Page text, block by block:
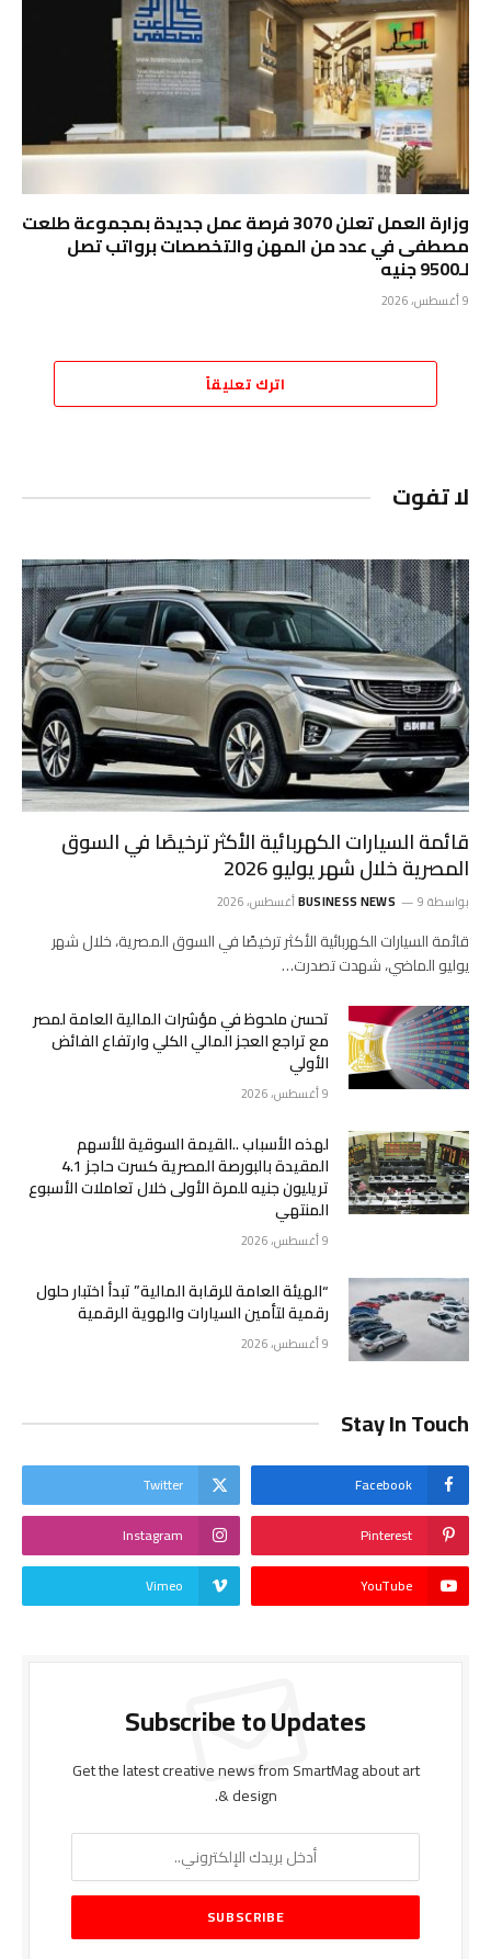
وزارة العمل تعلن 3070 فرصة عمل جديدة بمجموعة طلعت
مصطفى في عدد من المهن والتخصصات برواتب تصل
لـ9500 جنيه
9 أغسطس، 2026
اترك تعليقاً
لا تفوت
قائمة السيارات الكهربائية الأكثر ترخيصًا في السوق
المصرية خلال شهر يوليو 2026
بواسطة BUSINESS NEWS 9 أغسطس، 2026
قائمة السيارات الكهربائية الأكثر ترخيصًا في السوق المصرية، خلال شهر
يوليو الماضي، شهدت تصدرت…
تحسن ملحوظ في مؤشرات المالية العامة لمصر
مع تراجع العجز المالي الكلي وارتفاع الفائض
الأولي
9 أغسطس، 2026
لهذه الأسباب ..القيمة السوقية للأسهم
المقيدة بالبورصة المصرية كسرت حاجز 4.1
تريليون جنيه للمرة الأولى خلال تعاملات الأسبوع
المنتهي
9 أغسطس، 2026
“الهيئة العامة للرقابة المالية” تبدأ اختبار حلول
رقمية لتأمين السيارات والهوية الرقمية
9 أغسطس، 2026
Stay In Touch
Facebook
Twitter
Pinterest
Instagram
YouTube
Vimeo
Subscribe to Updates
Get the latest creative news from SmartMag about art
& design.